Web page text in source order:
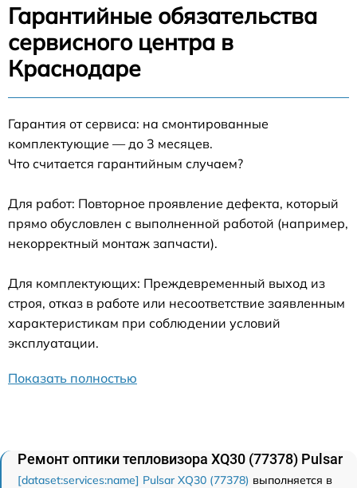
Гарантийные обязательства
сервисного центра в
Краснодаре
Гарантия от сервиса: на смонтированные
комплектующие — до 3 месяцев.
Что считается гарантийным случаем?
Для работ: Повторное проявление дефекта, который
прямо обусловлен с выполненной работой (например,
некорректный монтаж запчасти).
Для комплектующих: Преждевременный выход из
строя, отказ в работе или несоответствие заявленным
характеристикам при соблюдении условий
эксплуатации.
Показать полностью
Ремонт оптики тепловизора XQ30 (77378) Pulsar
[dataset:services:name] Pulsar XQ30 (77378) выполняется в